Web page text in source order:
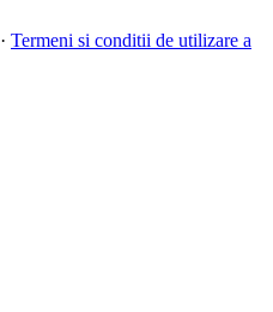
· Termeni si conditii de utilizare a